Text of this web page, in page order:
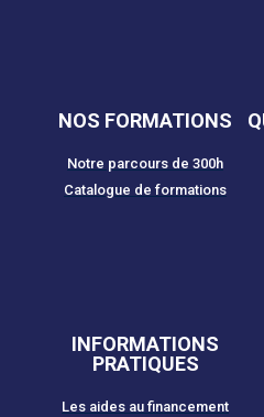
NOS FORMATIONS
Notre parcours de 300h
Catalogue de formations
INFORMATIONS
PRATIQUES
Les aides au financement